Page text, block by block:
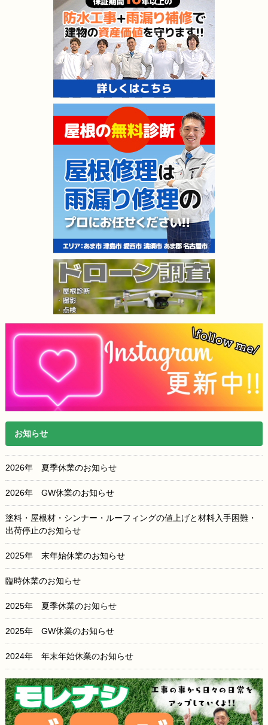
お知らせ
2026年 夏季休業のお知らせ
2026年 GW休業のお知らせ
塗料・屋根材・シンナー・ルーフィングの値上げと材料入手困難・
出荷停止のお知らせ
2025年 末年始休業のお知らせ
臨時休業のお知らせ
2025年 夏季休業のお知らせ
2025年 GW休業のお知らせ
2024年 年末年始休業のお知らせ